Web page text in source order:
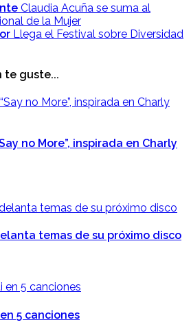
Claudia Acuña se suma al
de la Mujer
Llega el Festival sobre Diversidad
te guste...
no More”, inspirada en Charly
temas de su próximo disco
5 canciones